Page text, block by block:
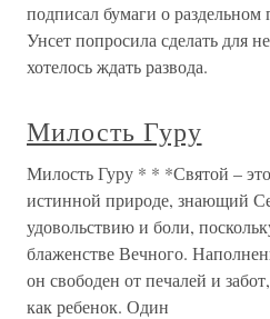
подписал бумаги о
Унсет попросила сделать для
хотелось ждать развода.
Милость Гуру
Милость Гуру * * *Святой –
истинной природе, знающий
удовольствию и боли,
блаженстве Вечного.
он свободен от печалей и
как ребенок. Один